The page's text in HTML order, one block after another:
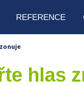
REFERENCE
hlas